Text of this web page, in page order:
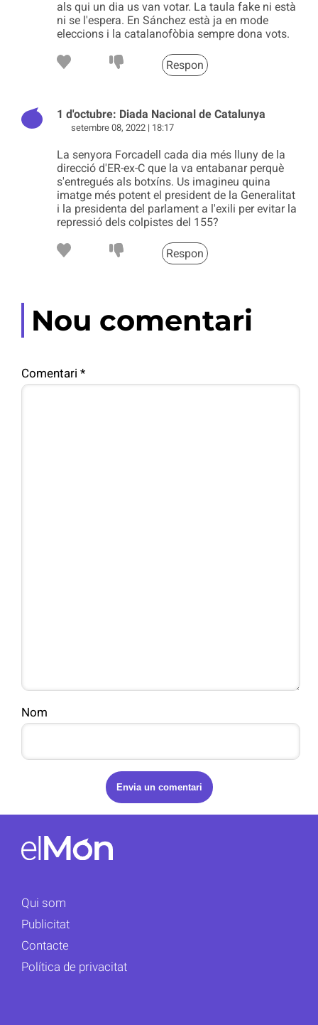
als qui un dia us van votar. La taula fake ni està
ni se l'espera. En Sánchez està ja en mode
eleccions i la catalanofòbia sempre dona vots.
Respon
1 d'octubre: Diada Nacional de Catalunya
setembre 08, 2022 | 18:17
La senyora Forcadell cada dia més lluny de la
direcció d'ER-ex-C que la va entabanar perquè
s'entregués als botxíns. Us imagineu quina
imatge més potent el president de la Generalitat
i la presidenta del parlament a l'exili per evitar la
repressió dels colpistes del 155?
Respon
Nou comentari
Comentari *
Nom
Qui som
Publicitat
Contacte
Política de privacitat